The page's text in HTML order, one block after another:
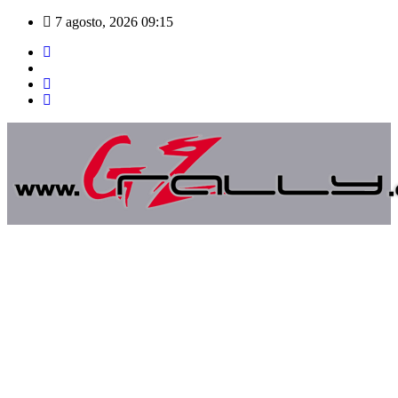
Saltar
contenido
7 agosto, 2026 09:15